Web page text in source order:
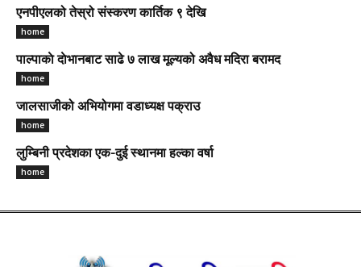
एनपीएलको तेस्रो संस्करण कार्तिक ९ देखि
home
पाल्पाकाे दाेभानबाट साढे ७ लाख मूल्यको अवैध मदिरा बरामद
home
जालसाजीको अभियोगमा वडाध्यक्ष पक्राउ
home
लुम्बिनी प्रदेशका एक-दुई स्थानमा हल्का वर्षा
home